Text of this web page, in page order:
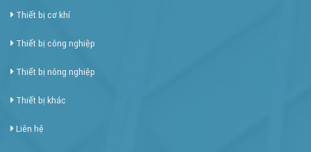
Thiết bị cơ khí
Thiết bị công nghiệp
Thiết bị nông nghiệp
Thiết bị khác
Liên hệ